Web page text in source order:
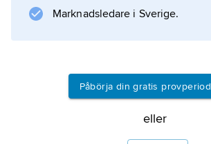
Marknadsledare i Sverige.
Påbörja din gratis provperiod
eller